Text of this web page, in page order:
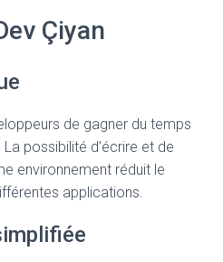
Çiyan
de gagner du temps
possibilité d’écrire et de
environnement réduit le
applications.